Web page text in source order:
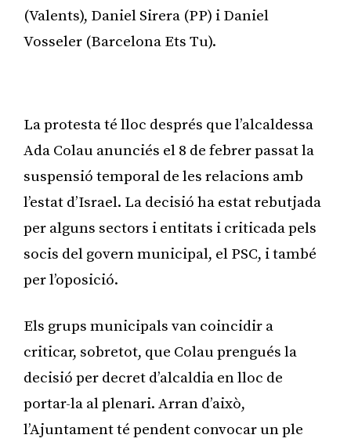
(Valents), Daniel Sirera (PP) i Daniel
Vosseler (Barcelona Ets Tu).
La protesta té lloc després que l’alcaldessa
Ada Colau anunciés el 8 de febrer passat la
suspensió temporal de les relacions amb
l’estat d’Israel. La decisió ha estat rebutjada
per alguns sectors i entitats i criticada pels
socis del govern municipal, el PSC, i també
per l’oposició.
Els grups municipals van coincidir a
criticar, sobretot, que Colau prengués la
decisió per decret d’alcaldia en lloc de
portar-la al plenari. Arran d’això,
l’Ajuntament té pendent convocar un ple